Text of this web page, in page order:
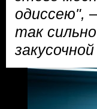
одиссею",
так